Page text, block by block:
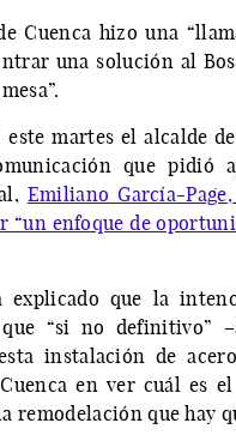
Cuenca hizo una
una solución al
martes el alcalde
que pidió
Emiliano García-
“un enfoque de
que la
“si no definitivo”
esta instalación de
en ver cuál es
remodelación que hay